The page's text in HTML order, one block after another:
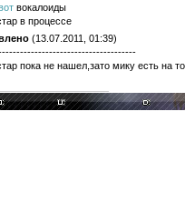
вокалоиды
в процессе
(13.07.2011, 01:39)
пока не нашел,зато мику есть на